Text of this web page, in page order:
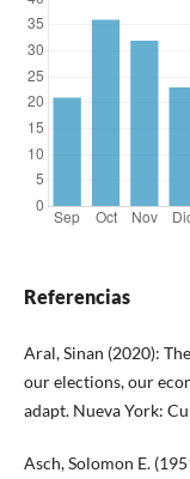
Referencias
Aral, Sinan (2020):
our elections, our
adapt. Nueva York:
Asch, Solomon E.